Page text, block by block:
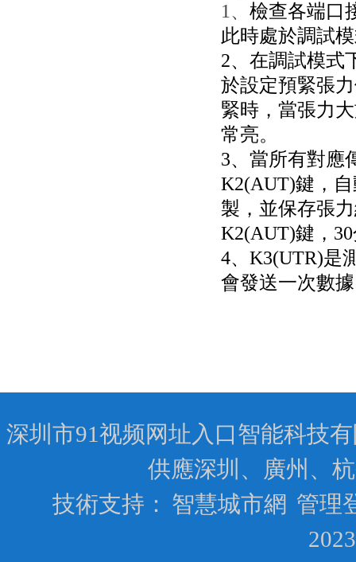
1、 檢查各端口
此時處於調試
2、在調試模式
於設定預緊張
緊時，當張力
常亮。
3、當所有對應
K2(AUT)鍵，
製，並保存張
K2(AUT)鍵，
4、K3(UTR)是
會發送一次數
深圳市91视频网址入口智能科技
供應深圳、廣州、
技術支持： 智慧城市網 管理